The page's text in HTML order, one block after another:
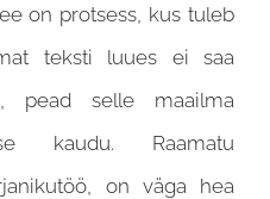
on protsess, kus tuleb
teksti luues ei saa
pead selle maailma
kaudu. Raamatu
on väga hea